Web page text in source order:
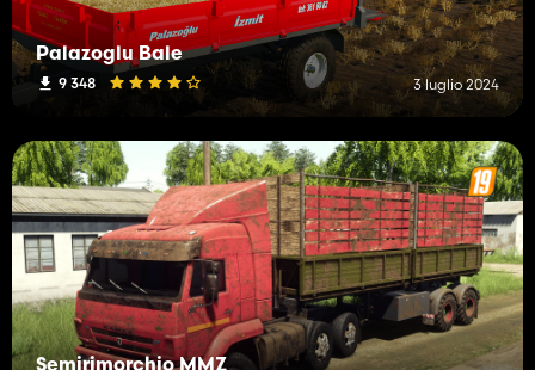
Palazoglu Bale
9 348 3 luglio 2024
Semirimorchio MMZ